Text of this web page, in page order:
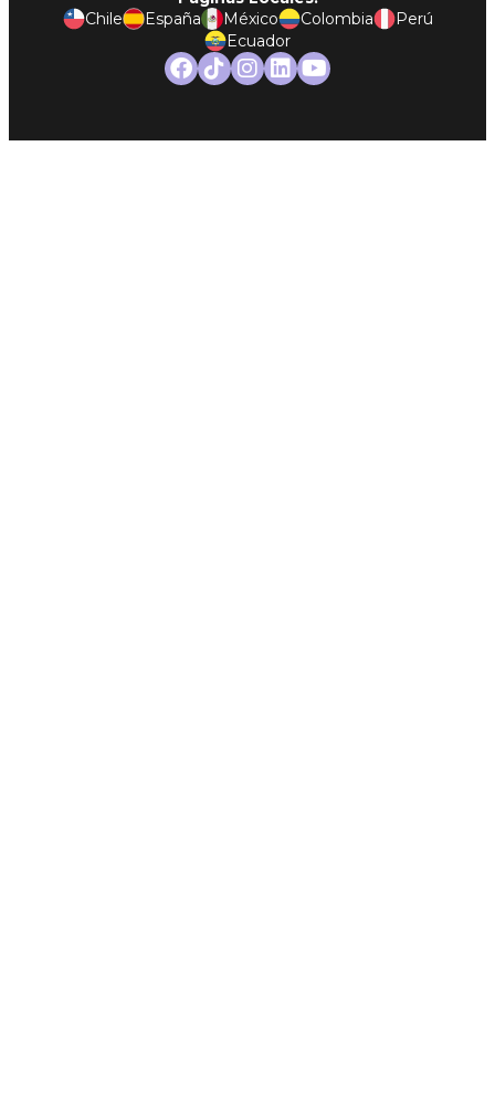
Chile
España México Colombia
Perú
Ecuador